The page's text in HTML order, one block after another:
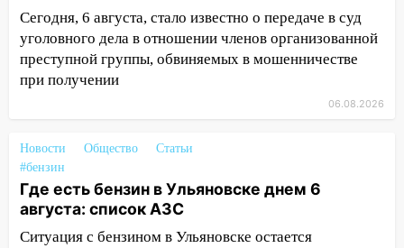
14:26
В Ульяновске ограничат движение
по улице Ефремова
14:23 67% ульяновцев готовы
передумать увольняться, если им
14:01
Инсценировали ДТП и получили
более 4,6 миллиона рублей: перед
судом предстанет банда
автоподставщиков
13:36 В Инзе произошел крупный пожар
Сегодня, 6 августа, стало известно о передаче в суд
уголовного дела в отношении членов организованной
преступной группы, обвиняемых в мошенничестве
при получении
06.08.2026
Новости Общество
Статьи
#бензин
Где есть бензин в Ульяновске днем 6
августа: список АЗС
Ситуация с бензином в Ульяновске остается